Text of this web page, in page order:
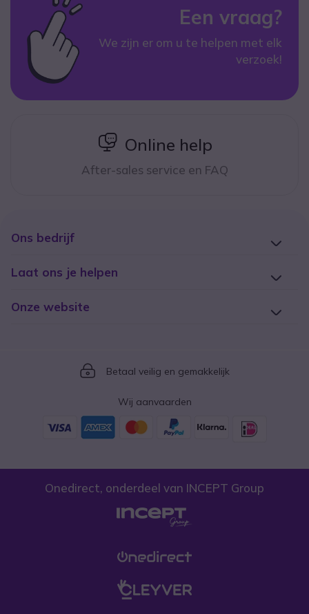
Een vraag?
We zijn er om u te helpen met elk
verzoek!
icon
Online help
After-sales service en FAQ
Ons bedrijf
Laat ons je helpen
Onze website
Icon
Betaal veilig en gemakkelijk
Wij aanvaarden
Onedirect, onderdeel van INCEPT Group